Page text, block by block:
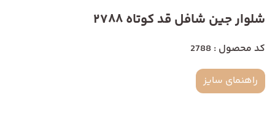
شلوار جین شافل قد کوتاه 2788
کد محصول : 2788
راهنمای سایز